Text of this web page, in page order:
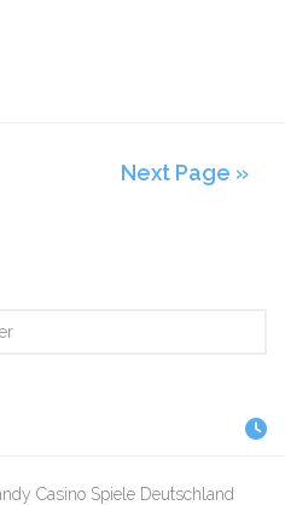
Next Page »
Casino Spiele Deutschland